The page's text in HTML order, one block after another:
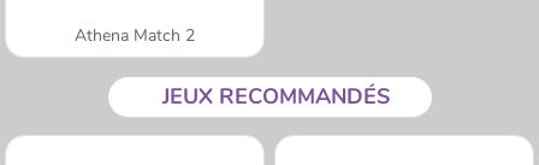
Athena Match 2
JEUX RECOMMANDÉS